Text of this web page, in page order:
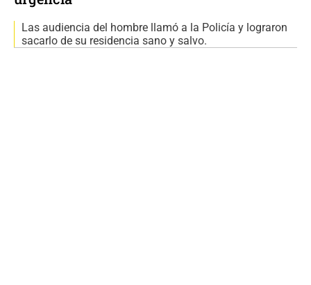
Las audiencia del hombre llamó a la Policía y lograron
sacarlo de su residencia sano y salvo.